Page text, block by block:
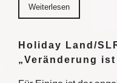
Weiterlesen
Holiday Land/
„Veränderung ist